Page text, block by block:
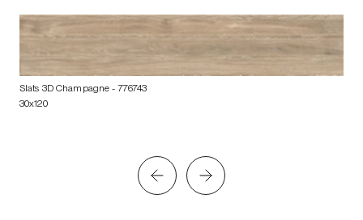
Slats 3D Champagne - 776743
30x120